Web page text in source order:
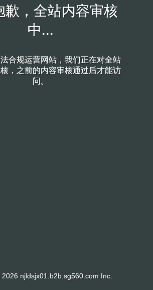
歉，全站内容审核
中...
合规运营网站，我们正在对全站
，之前的内容审核通过后才能访
问。
njldsjx01.b2b.sg560.com Inc.
歉，全站内容审核
中...
合规运营网站，我们正在对全站
，之前的内容审核通过后才能访
问。
njldsjx01.b2b.sg560.com Inc.